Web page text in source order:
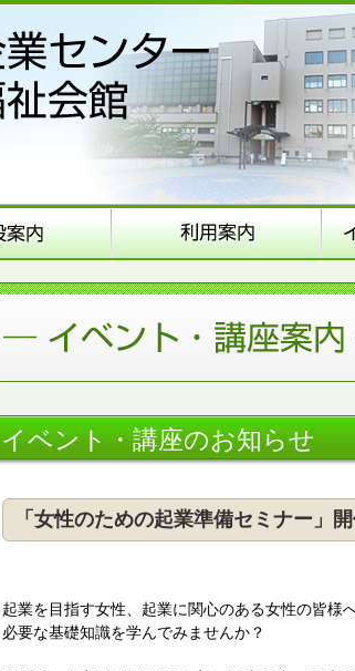
イベント・講座のお知らせ
「女性のための起業準備セミナー」
起業を目指す女性、起業に関心のある女性の皆様へ
必要な基礎知識を学んでみませんか？